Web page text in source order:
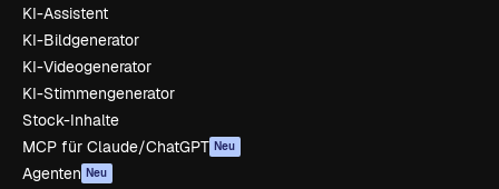
KI-Assistent
KI-Bildgenerator
KI-Videogenerator
KI-Stimmengenerator
Stock-Inhalte
MCP für Claude/ChatGPT Neu
Agenten Neu